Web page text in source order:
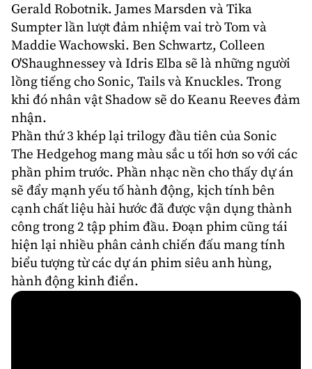
Gerald Robotnik. James Marsden vàTika
Sumpterlần lượt đảm nhiệm vai trò Tom và
Maddie Wachowski. Ben Schwartz, Colleen
O'ShaughnesseyvàIdris Elba sẽ là những người
lồng tiếng cho Sonic, Tails và Knuckles. Trong
khi đó nhân vật Shadow sẽ doKeanu Reevesđảm
nhận.
Phần thứ 3 khép lại trilogy đầu tiên của Sonic
The Hedgehog mang màu sắc u tối hơn so với các
phần phim trước. Phần nhạc nền cho thấy dự án
sẽ đẩy mạnh yếu tố hành động, kịch tính bên
cạnh chất liệu hài hước đã được vận dụng thành
công trong 2 tập phim đầu. Đoạn phim cũng tái
hiện lại nhiều phân cảnh chiến đấu mang tính
biểu tượng từ các dự án phim siêu anh hùng,
hành động kinh điển.